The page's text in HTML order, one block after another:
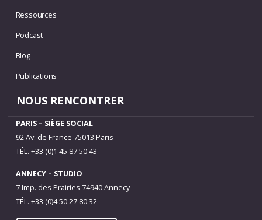
Ressources
Podcast
Blog
Publications
NOUS RENCONTRER
PARIS – SIÈGE SOCIAL
92 Av. de France 75013 Paris
TÉL. +33 (0)1 45 87 50 43
ANNECY – STUDIO
7 Imp. des Prairies 74940 Annecy
TÉL. +33 (0)4 50 27 80 32